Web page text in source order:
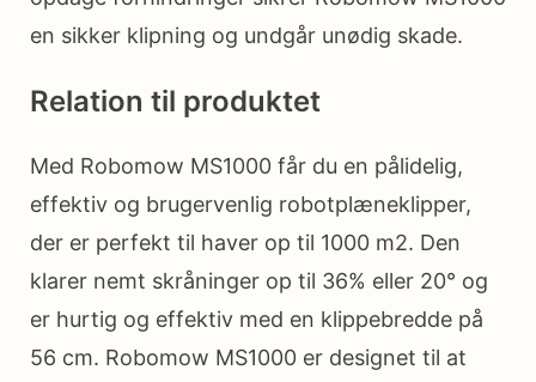
en sikker klipning og undgår unødig skade.
Relation til produktet
Med Robomow MS1000 får du en pålidelig,
effektiv og brugervenlig robotplæneklipper,
der er perfekt til haver op til 1000 m2. Den
klarer nemt skråninger op til 36% eller 20° og
er hurtig og effektiv med en klippebredde på
56 cm. Robomow MS1000 er designet til at